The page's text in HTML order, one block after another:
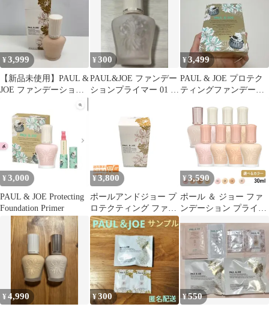
¥3,999
【新品未使用】PAUL &
JOE ファンデーション
¥300
PAUL&JOE ファンデー
ションプライマー 01 空
¥3,499
PAUL & JOE プロテク
ティングファンデーシ
¥ 3,000
PAUL & JOE Protecting
Foundation Primer
¥3,800
ポールアンドジョー プ
ロテクティング ファン
デーション プライマー
02 化粧下地 30ml
PAUL&JOE 送料無料
¥3,590
ポール ＆ ジョー ファ
ンデーション プライマ
ライジング SPF15 PA+
/ プロテクティング
SPF50＋ PA++++ / ラト
ゥーエクラ SPF20
PA++ #00 #01 #02 #03
¥4,990 ¥300 ¥550